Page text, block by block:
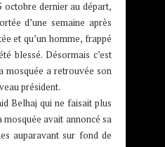
dernier au départ,
d’une semaine après
et qu’un homme, frappé
blessé. Désormais c’est
mosquée a retrouvée son
président.
Belhaj qui ne faisait plus
mosquée avait annoncé sa
auparavant sur fond de